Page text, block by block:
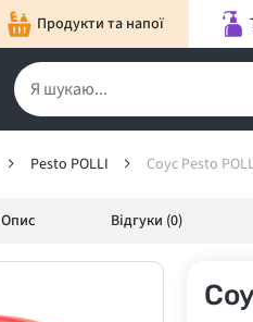
Продукти та напої
Pesto POLLI Соус Pesto
Опис Відгуки (0)